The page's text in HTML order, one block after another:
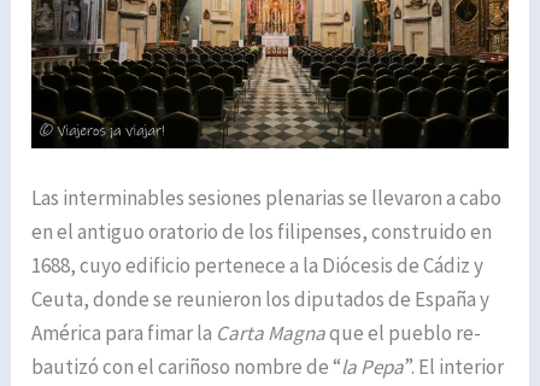
Las interminables sesiones plenarias se llevaron a cabo
en el antiguo oratorio de los filipenses, construido en
1688, cuyo edificio pertenece a la Diócesis de Cádiz y
Ceuta, donde se reunieron los diputados de España y
América para fimar la Carta Magnaque el pueblo re-
bautizó con el cariñoso nombre de “la Pepa”. El interior